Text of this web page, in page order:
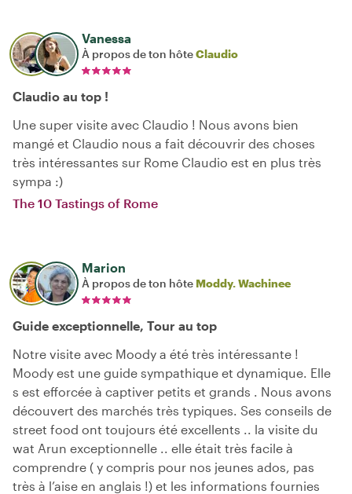
Vanessa
À propos de ton hôteClaudio
Claudio au top !
Une super visite avec Claudio ! Nous avons bien
mangé et Claudio nous a fait découvrir des choses
très intéressantes sur Rome Claudio est en plus très
sympa :)
The 10 Tastings of Rome
Marion
À propos de ton hôte Moddy. Wachinee
Guide exceptionnelle, Tour au top
Notre visite avec Moody a été très intéressante !
Moody est une guide sympathique et dynamique. Elle
s est efforcée à captiver petits et grands . Nous avons
découvert des marchés très typiques. Ses conseils de
street food ont toujours été excellents .. la visite du
wat Arun exceptionnelle .. elle était très facile à
comprendre ( y compris pour nos jeunes ados, pas
très à l’aise en anglais !) et les informations fournies